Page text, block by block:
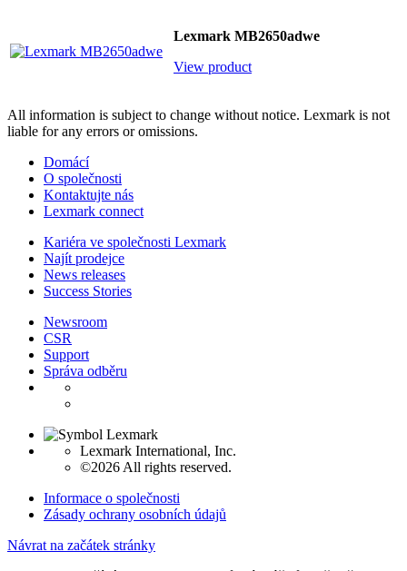
Lexmark MB2650adwe
View product
All information is subject to change without notice. Lexmark is not
liable for any errors or omissions.
Domácí
O společnosti
Kontaktujte nás
Lexmark connect
Kariéra ve společnosti Lexmark
Najít prodejce
News releases
Success Stories
Newsroom
CSR
Support
Správa odběru
Lexmark International, Inc.
©2026 All rights reserved.
Informace o společnosti
Zásady ochrany osobních údajů
Návrat na začátek stránky